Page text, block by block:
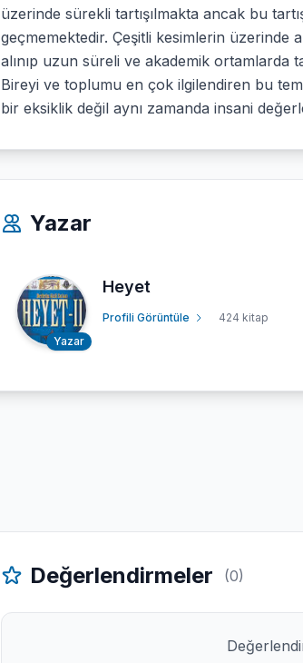
üzerinde sürekli tartışılmakta ancak bu
geçmemektedir. Çeşitli kesimlerin üzerinde
alınıp uzun süreli ve akademik ortamlarda
Bireyi ve toplumu en çok ilgilendiren bu
bir eksiklik değil aynı zamanda insani
Yazar
Yazar
Heyet
Profili Görüntüle 424 kitap
Değerlendirmeler (0)